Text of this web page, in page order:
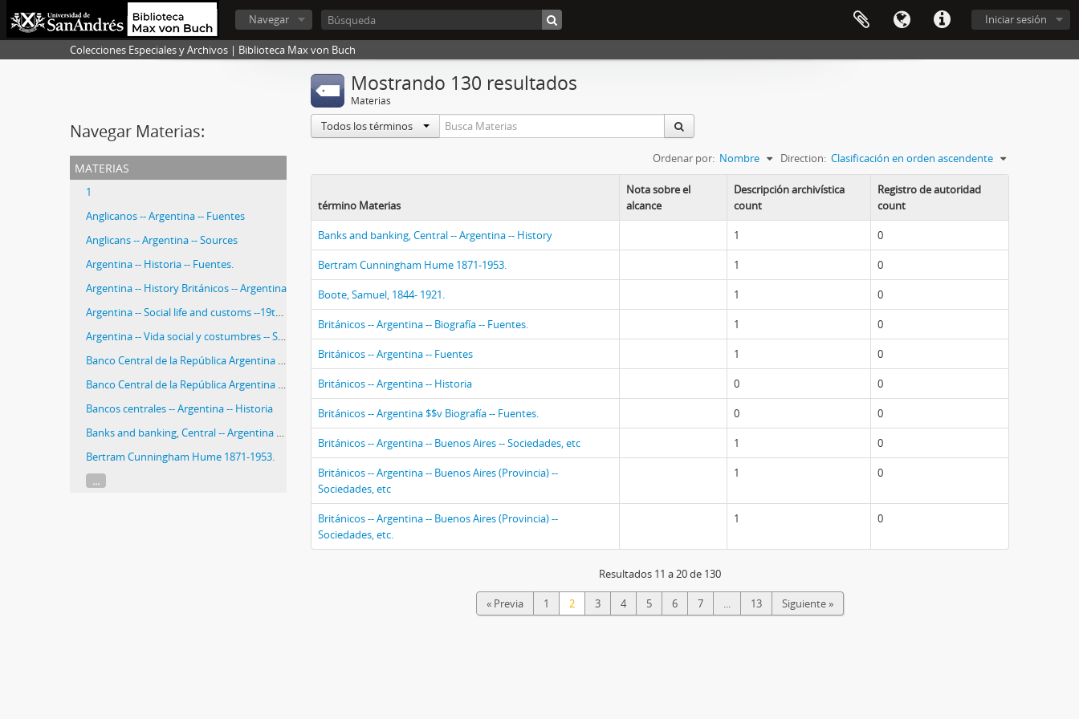
Iniciar sesión
Navegar
Colecciones Especiales y Archivos | Biblioteca Max von Buch
Navegar Materias:
materias
1
Anglicanos -- Argentina -- Fuentes
Anglicans -- Argentina -- Sources
Argentina -- Historia -- Fuentes.
Argentina -- History Británicos -- Argentina
Argentina -- Social life and customs --19th century -- Sources.
Argentina -- Vida social y costumbres -- Siglo XIX -- Fuentes.
Banco Central de la República Argentina -- Historia
Banco Central de la República Argentina -- History
Bancos centrales -- Argentina -- Historia
Banks and banking, Central -- Argentina -- History
Bertram Cunningham Hume 1871-1953.
...
Mostrando 130 resultados
Materias
Todos los términos
Ordenar por: Nombre Direction: Clasificación en orden ascendente
término Materias
Nota sobre el
alcance
Descripción archivística
count
Registro de autoridad
count
Banks and banking, Central -- Argentina -- History 1 0
Bertram Cunningham Hume 1871-1953. 1 0
Boote, Samuel, 1844- 1921. 1 0
Británicos -- Argentina -- Biografía -- Fuentes. 1 0
Británicos -- Argentina -- Fuentes 1 0
Británicos -- Argentina -- Historia 0 0
Británicos -- Argentina $$v Biografía -- Fuentes. 0 0
Británicos -- Argentina -- Buenos Aires -- Sociedades, etc 1 0
Británicos -- Argentina -- Buenos Aires (Provincia) --
Sociedades, etc
1 0
Británicos -- Argentina -- Buenos Aires (Provincia) --
Sociedades, etc.
1 0
Resultados 11 a 20 de 130
« Previa 1 2 3 4 5 6 7 ... 13 Siguiente »